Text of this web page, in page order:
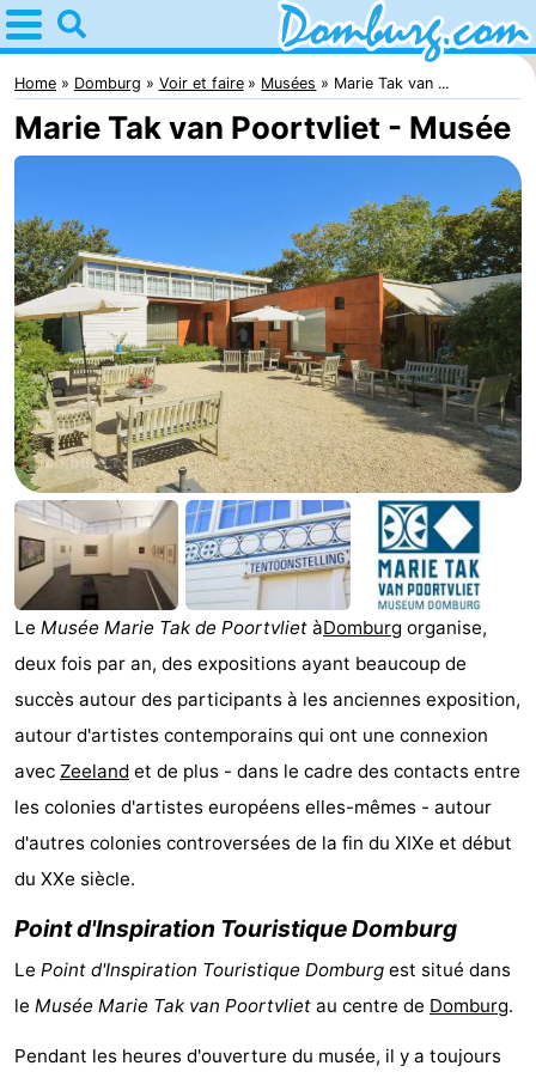
Home
Domburg
Astuces
les
enfants
Webcam
Webcam
Webcam
Plage
Passer
la
nuit
Appartements
-
Park
Loverendale
-
Résidence
Wijngaerde
Campings
Chambre
d'hôtes
Chaumières
-
Buitenhof
Domburg
-
Hof
Domburg
-
Westhove
Hôtels
Last
minutes
Plages
Home Domburg Voir et faire Musées Marie Tak van ...
Marie Tak van Poortvliet - Musée
Le Musée Marie Tak de Poortvliet àDomburg organise,
deux fois par an, des expositions ayant beaucoup de
succès autour des participants à les anciennes exposition,
autour d'artistes contemporains qui ont une connexion
avec Zeeland et de plus - dans le cadre des contacts entre
les colonies d'artistes européens elles-mêmes - autour
d'autres colonies controversées de la fin du XIXe et début
du XXe siècle.
Point d'Inspiration Touristique Domburg
Le Point d'Inspiration Touristique Domburg est situé dans
le Musée Marie Tak van Poortvliet au centre de Domburg.
Pendant les heures d'ouverture du musée, il y a toujours